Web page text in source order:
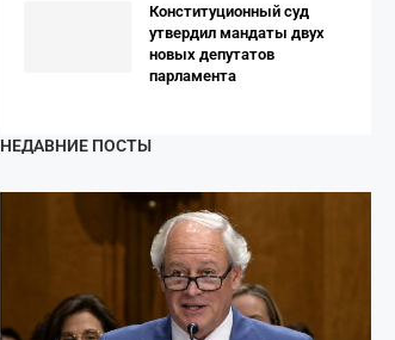
Конституционный суд
утвердил мандаты двух
новых депутатов
парламента
НЕДАВНИЕ ПОСТЫ